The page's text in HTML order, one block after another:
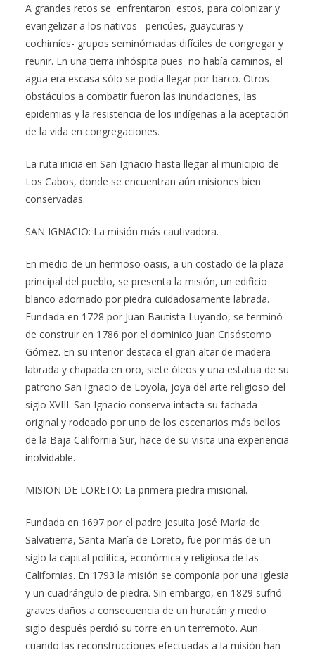
A grandes retos se enfrentaron estos, para colonizar y
evangelizar a los nativos –pericúes, guaycuras y
cochimíes- grupos seminómadas difíciles de congregar y
reunir. En una tierra inhóspita pues no había caminos, el
agua era escasa sólo se podía llegar por barco. Otros
obstáculos a combatir fueron las inundaciones, las
epidemias y la resistencia de los indígenas a la aceptación
de la vida en congregaciones.
La ruta inicia en San Ignacio hasta llegar al municipio de
Los Cabos, donde se encuentran aún misiones bien
conservadas.
SAN IGNACIO: La misión más cautivadora.
En medio de un hermoso oasis, a un costado de la plaza
principal del pueblo, se presenta la misión, un edificio
blanco adornado por piedra cuidadosamente labrada.
Fundada en 1728 por Juan Bautista Luyando, se terminó
de construir en 1786 por el dominico Juan Crisóstomo
Gómez. En su interior destaca el gran altar de madera
labrada y chapada en oro, siete óleos y una estatua de su
patrono San Ignacio de Loyola, joya del arte religioso del
siglo XVIII. San Ignacio conserva intacta su fachada
original y rodeado por uno de los escenarios más bellos
de la Baja California Sur, hace de su visita una experiencia
inolvidable.
MISION DE LORETO: La primera piedra misional.
Fundada en 1697 por el padre jesuita José María de
Salvatierra, Santa María de Loreto, fue por más de un
siglo la capital política, económica y religiosa de las
Californias. En 1793 la misión se componía por una iglesia
y un cuadrángulo de piedra. Sin embargo, en 1829 sufrió
graves daños a consecuencia de un huracán y medio
siglo después perdió su torre en un terremoto. Aun
cuando las reconstrucciones efectuadas a la misión han